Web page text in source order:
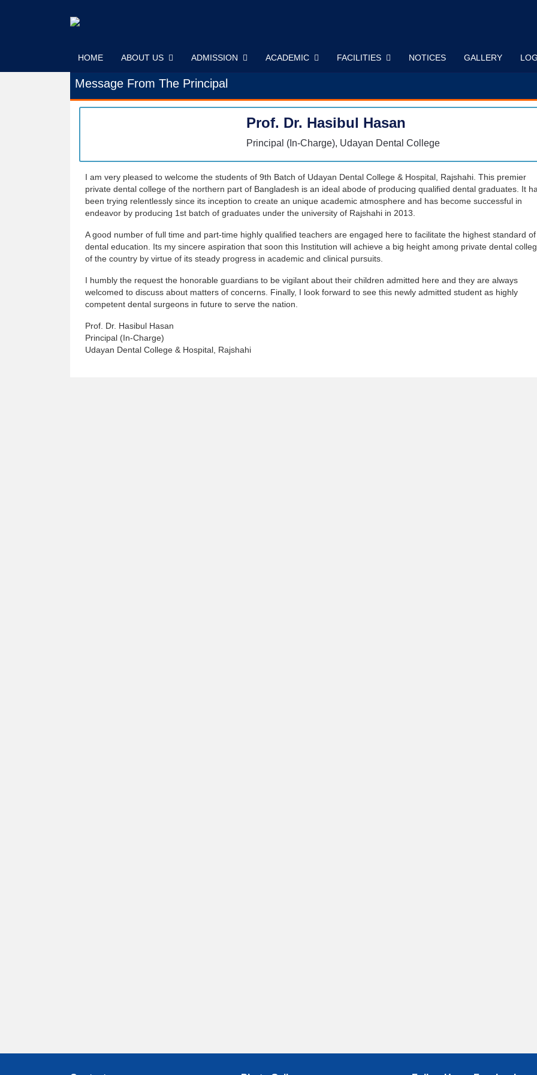
HOME ABOUT US ADMISSION ACADEMIC FACILITIES NOTICES GALLERY
Message From The Principal
Prof. Dr. Hasibul Hasan
Principal (In-Charge), Udayan Dental College
I am very pleased to welcome the students of 9th Batch of Udayan Dental College & Hospital, Rajshahi. This premier
private dental college of the northern part of Bangladesh is an ideal abode of producing qualified dental graduates. It
been trying relentlessly since its inception to create an unique academic atmosphere and has become successful in
endeavor by producing 1st batch of graduates under the university of Rajshahi in 2013.
A good number of full time and part-time highly qualified teachers are engaged here to facilitate the highest standard of
dental education. Its my sincere aspiration that soon this Institution will achieve a big height among private dental
of the country by virtue of its steady progress in academic and clinical pursuits.
I humbly the request the honorable guardians to be vigilant about their children admitted here and they are always
welcomed to discuss about matters of concerns. Finally, I look forward to see this newly admitted student as highly
competent dental surgeons in future to serve the nation.
Prof. Dr. Hasibul Hasan
Principal (In-Charge)
Udayan Dental College & Hospital, Rajshahi